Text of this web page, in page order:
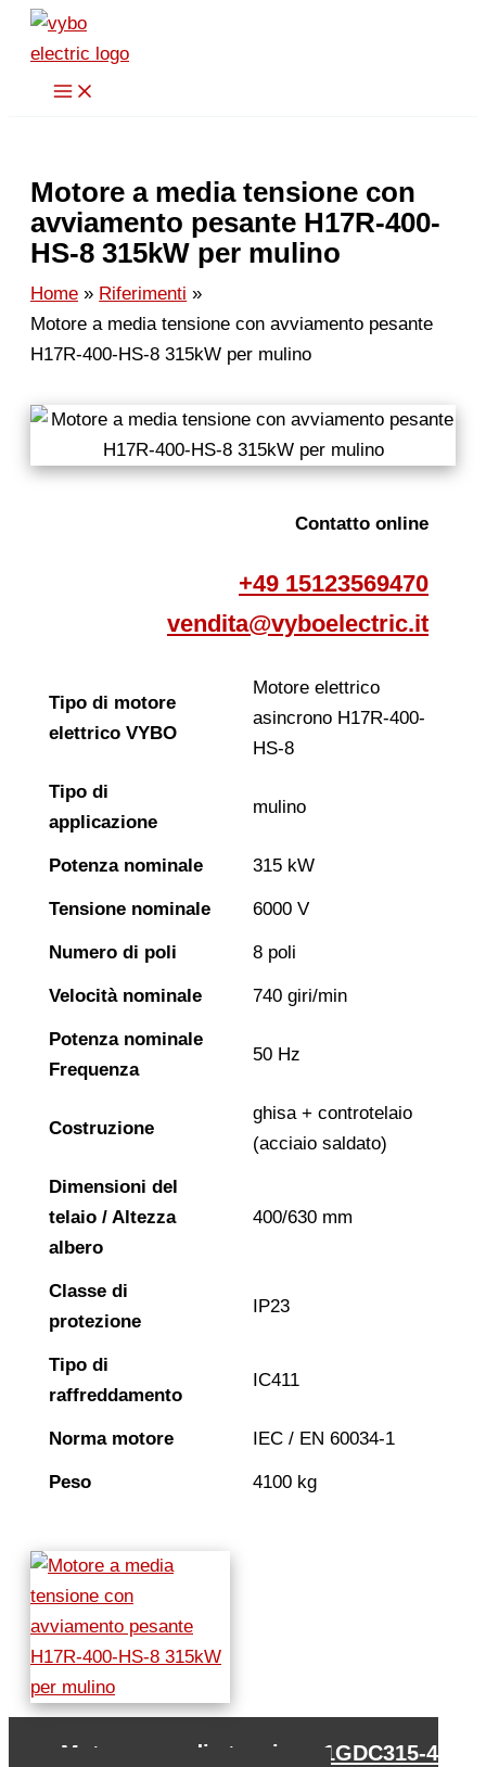
Vai
contenuto
Motore a media tensione con
avviamento pesante H17R-400-
HS-8 315kW per mulino
Home
Riferimenti
Motore a media tensione con avviamento pesante
H17R-400-HS-8 315kW per mulino
Contatto online
+49 15123569470
vendita@vyboelectric.it
Tipo di motore
elettrico VYBO
Motore elettrico
asincrono H17R-400-
HS-8
Tipo di
applicazione
mulino
Potenza nominale 315 kW
Tensione nominale 6000 V
Numero di poli 8 poli
Velocità nominale 740 giri/min
Potenza nominale
Frequenza
50 Hz
Costruzione
ghisa + controtelaio
(acciaio saldato)
Dimensioni del
telaio / Altezza
albero
400/630 mm
Classe di
protezione
IP23
Tipo di
raffreddamento
IC411
Norma motore IEC / EN 60034-1
Peso 4100 kg
Motore a media tensione 1GDC315-4